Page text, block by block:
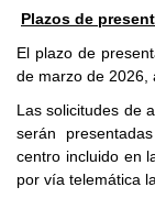
Plazos de
El plazo de
de marzo de 2026,
Las solicitudes de
serán
centro incluido en
por vía telemática